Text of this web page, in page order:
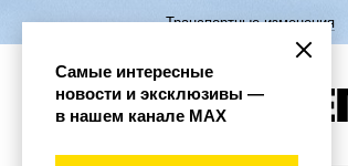
Транспортные изменения
Самые интересные
новости и эксклюзивы —
в нашем канале МАХ